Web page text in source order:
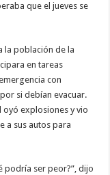
que el jueves se
la población de la
en tareas
con
si debían evacuar.
explosiones y vio
a sus autos para
podría ser peor?”, dijo